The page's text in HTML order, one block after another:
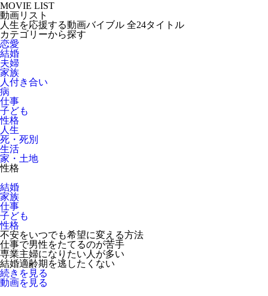
MOVIE LIST
動画リスト
人生を応援する動画バイブル 全24タイトル
カテゴリーから探す
恋愛
結婚
夫婦
家族
人付き合い
病
仕事
子ども
性格
人生
死・死別
生活
家・土地
性格
結婚
家族
仕事
子ども
性格
不安をいつでも希望に変える方法
仕事で男性をたてるのが苦手
専業主婦になりたい人が多い
結婚適齢期を逃したくない
続きを見る
動画を見る